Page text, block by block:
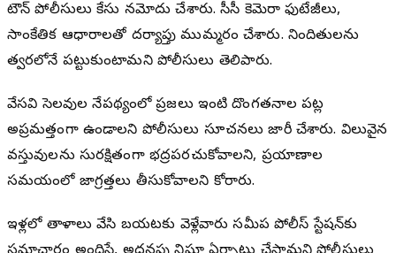
టౌన్ పోలీసులు కేసు నమోదు చేశారు. సీసీ కెమెరా ఫుటేజీలు,
సాంకేతిక ఆధారాలతో దర్యాప్తు ముమ్మరం చేశారు. నిందితులను
త్వరలోనే పట్టుకుంటామని పోలీసులు తెలిపారు.
వేసవి సెలవుల నేపథ్యంలో ప్రజలు ఇంటి దొంగతనాల పట్ల
అప్రమత్తంగా ఉండాలని పోలీసులు సూచనలు జారీ చేశారు. విలువైన
వస్తువులను సురక్షితంగా భద్రపరచుకోవాలని, ప్రయాణాల
సమయంలో జాగ్రత్తలు తీసుకోవాలని కోరారు.
ఇళ్లలో తాళాలు వేసి బయటకు వెళ్లేవారు సమీప పోలీస్ స్టేషన్‌కు